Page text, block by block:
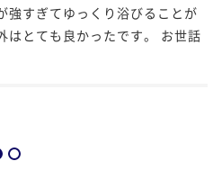
強すぎてゆっくり浴びることが
はとても良かったです。 お世話